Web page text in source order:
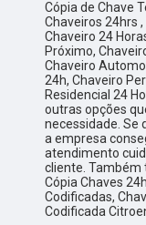
Cópia de Chave
Chaveiros 24hrs
Chaveiro 24
Próximo,
Chaveiro
24h, Chaveiro
Residencial 24
outras opções
necessidade. Se
a empresa
atendimento
cliente. Também
Cópia Chaves
Codificadas,
Codificada